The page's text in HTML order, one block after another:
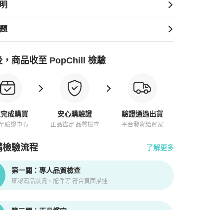
，商品收至 PopChill 檢驗
成購買
驗證中心
安心購驗證
正品鑑定 品質檢查
驗證通過出貨
平台發貨給買家
檢驗流程 了解更多
拍拍圈正品驗證、安心購檢驗流程介紹
第一關：專人品質檢查
確認商品狀況、配件等 符合頁面描述